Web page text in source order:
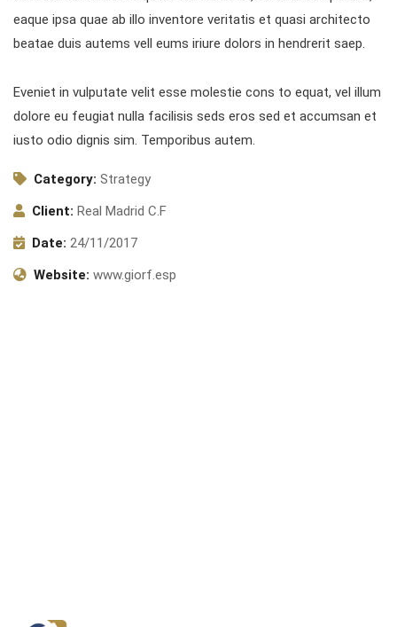
eaque ipsa quae ab illo inventore veritatis et quasi architecto
beatae duis autems vell eums iriure dolors in hendrerit saep.
Eveniet in vulputate velit esse molestie cons to equat, vel illum
dolore eu feugiat nulla facilisis seds eros sed et accumsan et
iusto odio dignis sim. Temporibus autem.
Category: Strategy
Client: Real Madrid C.F
Date: 24/11/2017
Website: www.giorf.esp